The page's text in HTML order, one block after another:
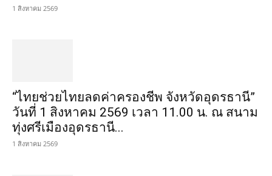
1 สิงหาคม 2569
“ไทยช่วยไทยลดค่าครองชีพ จังหวัดอุดรธานี”
วันที่ 1 สิงหาคม 2569 เวลา 11.00 น. ณ สนาม
ทุ่งศรีเมืองอุดรธานี...
1 สิงหาคม 2569